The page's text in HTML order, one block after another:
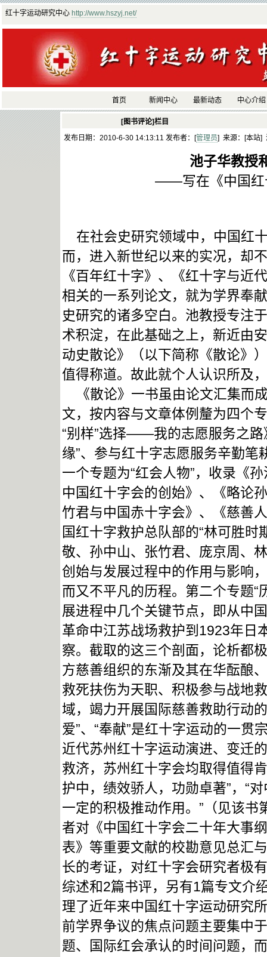
红十字运动研究中心 http://www.hszyj.net/
首页 新闻中心 最新动态 中心介绍
[图书评论]栏目
发布日期：2010-6-30 14:13:11 发布者：[管理员] 来源：[本站]
池子华教授
——写在《中国红
在社会史研究领域中，中国红
而，进入新世纪以来的实况，却
《百年红十字》、《红十字与近
相关的一系列论文，就为学界奉
史研究的诸多空白。池教授专注
术积淀，在此基础之上，新近由
动史散论》（以下简称《散论》
值得称道。故此就个人认识所及
《散论》一书虽由论文汇集而
文，按内容与文章体例釐为四个
“别样”选择——我的志愿服务之路
缘”、参与红十字志愿服务辛勤
一个专题为“红会人物”，收录《
中国红十字会的创始》、《略论
竹君与中国赤十字会》、《慈善
国红十字救护总队部的“林可胜
敬、孙中山、张竹君、庞京周、
创始与发展过程中的作用与影响
而又不平凡的历程。第二个专题“
展进程中几个关键节点，即从中
革命中江苏战场救护到1923年日
察。截取的这三个剖面，论析都
方慈善组织的东渐及其在华酝酿
救死扶伤为天职、积极参与战地
域，竭力开展国际慈善救助行动
爱”、“奉献”是红十字运动的一
近代苏州红十字运动演进、变迁
救济，苏州红十字会均取得值得
护中，绩效骄人，功勋卓著”，“
一定的积极推动作用。”（见该书
者对《中国红十字会二十年大事
表》等重要文献的校勘意见总汇
长的考证，对红十字会研究者极
综述和2篇书评，另有1篇专文介
理了近年来中国红十字运动研究
前学界争议的焦点问题主要集中
题、国际红会承认的时间问题，